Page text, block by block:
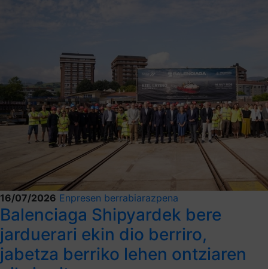
16/07/2026 Enpresen berrabiarazpena
Balenciaga Shipyardek bere
jarduerari ekin dio berriro,
jabetza berriko lehen ontziaren